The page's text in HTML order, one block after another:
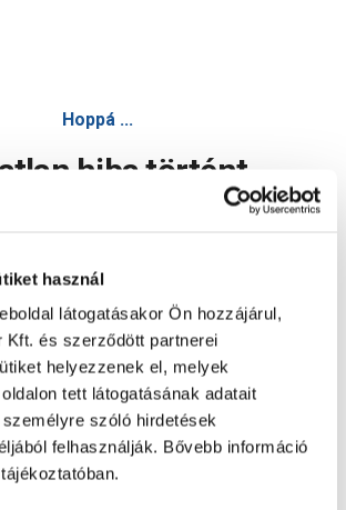
használ
látogatásakor Ön hozzájárul,
Kft. és szerződött partnerei
helyezzenek el, melyek
tett látogatásának adatait
szóló hirdetések
felhasználják. Bővebb információ
Hoppá ...
hiba történt
Oldal újratöltése